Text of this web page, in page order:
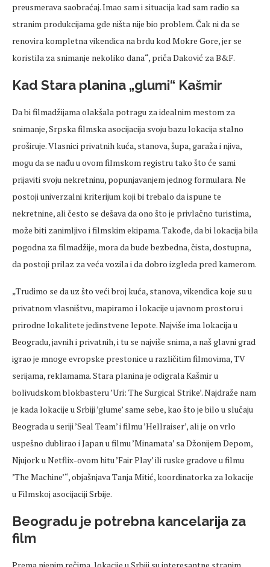
preusmerava saobraćaj. Imao sam i situacija kad sam radio sa
stranim produkcijama gde ništa nije bio problem. Čak ni da se
renovira kompletna vikendica na brdu kod Mokre Gore, jer se
koristila za snimanje nekoliko dana“, priča Daković za B&F.
Kad Stara planina „glumi“ Kašmir
Da bi filmadžijama olakšala potragu za idealnim mestom za
snimanje, Srpska filmska asocijacija svoju bazu lokacija stalno
proširuje. Vlasnici privatnih kuća, stanova, šupa, garaža i njiva,
mogu da se nađu u ovom filmskom registru tako što će sami
prijaviti svoju nekretninu, popunjavanjem jednog formulara. Ne
postoji univerzalni kriterijum koji bi trebalo da ispune te
nekretnine, ali često se dešava da ono što je privlačno turistima,
može biti zanimljivo i filmskim ekipama. Takođe, da bi lokacija bila
pogodna za filmadžije, mora da bude bezbedna, čista, dostupna,
da postoji prilaz za veća vozila i da dobro izgleda pred kamerom.
„Trudimo se da uz što veći broj kuća, stanova, vikendica koje su u
privatnom vlasništvu, mapiramo i lokacije u javnom prostoru i
prirodne lokalitete jedinstvene lepote. Najviše ima lokacija u
Beogradu, javnih i privatnih, i tu se najviše snima, a naš glavni grad
igrao je mnoge evropske prestonice u različitim filmovima, TV
serijama, reklamama. Stara planina je odigrala Kašmir u
bolivudskom blokbasteru ’Uri: The Surgical Strike’. Najdraže nam
je kada lokacije u Srbiji ’glume’ same sebe, kao što je bilo u slučaju
Beograda u seriji ’Seal Team’ i filmu ’Hellraiser’, ali je on vrlo
uspešno dublirao i Japan u filmu ’Minamata’ sa Džonijem Depom,
Njujork u Netflix-ovom hitu ’Fair Play’ ili ruske gradove u filmu
’The Machine’“, objašnjava Tanja Mitić, koordinatorka za lokacije
u Filmskoj asocijaciji Srbije.
Beogradu je potrebna kancelarija za
film
Prema njenim rečima, lokacije u Srbiji su interesantne stranim